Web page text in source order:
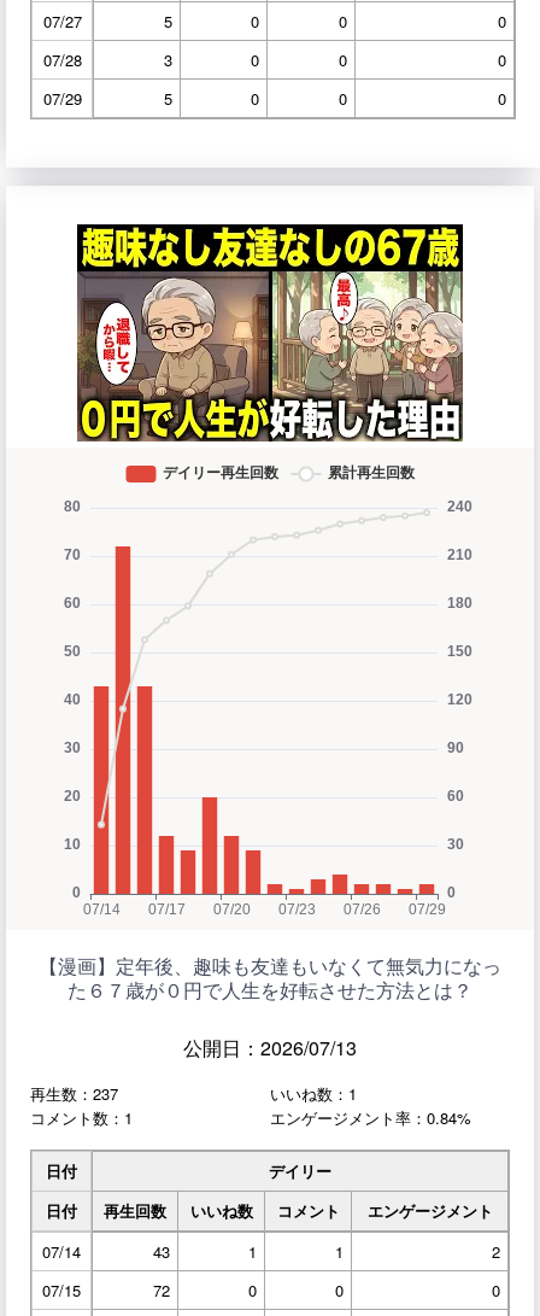
07/27
5 0 0
0
07/28
3 0 0
0
07/29
5 0 0 0
【漫画】定年後、趣味も友達もいなくて無気力になっ
た６７歳が０円で人生を好転させた方法とは？
公開日：2026/07/13
再生数：237
いいね数：1
コメント数：1
エンゲージメント率：0.84%
日付
デイリー
日付
再生回数 いいね数 コメント
エンゲージメント
07/14
43 1 1
2
07/15
72 0 0 0